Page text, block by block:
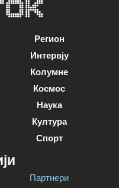
Регион
Интервју
Колумне
Космос
Наука
Култура
Спорт
Партнери